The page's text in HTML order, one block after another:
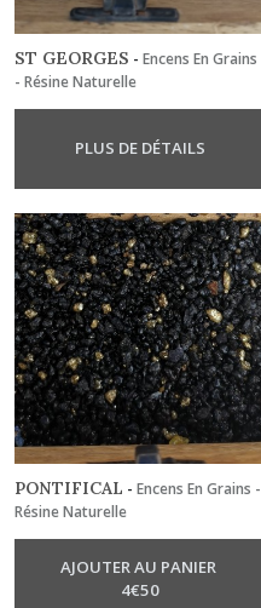
ST GEORGES - Encens En Grains
- Résine Naturelle
PLUS DE DÉTAILS
PONTIFICAL - Encens En Grains -
Résine Naturelle
AJOUTER AU PANIER
4€50